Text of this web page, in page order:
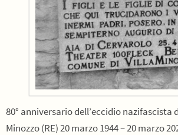
80° anniversario dell’eccidio nazifascista
Minozzo (RE) 20 marzo 1944 – 20 marzo